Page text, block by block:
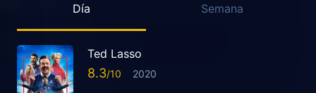
Día Semana
Ted Lasso
8.3 2020